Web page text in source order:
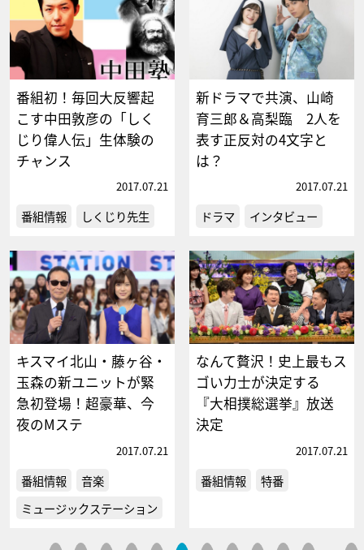
番組初！毎回大反響起
こす中田敦彦の「しく
じり偉人伝」生体験の
チャンス
2017.07.21
番組情報 しくじり先生
新ドラマで共演、山崎
育三郎＆高梨臨 2人を
表す正反対の4文字と
は？
2017.07.21
ドラマ インタビュー
キスマイ北山・藤ヶ谷・
玉森の新ユニットが緊
急初登場！超豪華、今
夜のMステ
2017.07.21
番組情報
音楽
ミュージックステーション
なんて贅沢！史上最もス
ゴい力士が決定する
『大相撲総選挙』放送
決定
2017.07.21
番組情報 特番